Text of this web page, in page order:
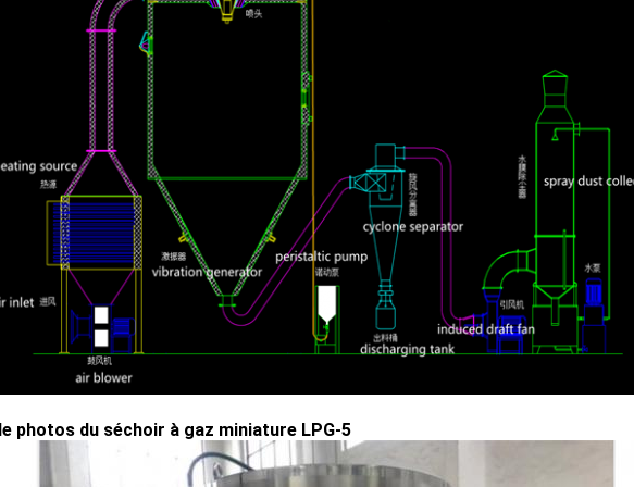
photos du séchoir à gaz miniature LPG-5